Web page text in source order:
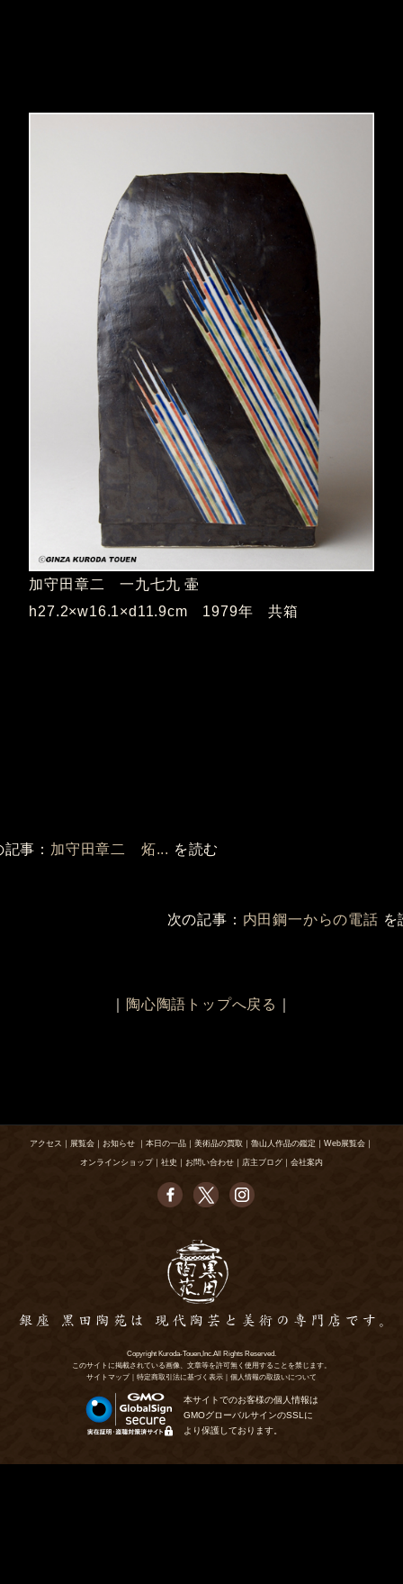
加守田章二 一九七九 壷
h27.2×w16.1×d11.9cm 1979年 共箱
事： 加守田章二 炻... を読む
次の記事： 内田鋼一からの電話 を
陶心陶語トップへ戻る
アクセス ｜ 展覧会 ｜ お知らせ ｜ 本日の一品 ｜ 美術品の買取 ｜ 魯山人作品の鑑定 ｜ Web展覧会 ｜
オンラインショップ｜ 社史 ｜ お問い合わせ ｜ 店主ブログ ｜ 会社案内
Copyright Kuroda-Touen,Inc.All Rights Reserved.
このサイトに掲載されている画像、文章等を許可無く使用することを禁じます。
サイトマップ ｜ 特定商取引法に基づく表示 ｜ 個人情報の取扱いについて
本サイトでのお客様の個人情報は
GMOグローバルサインのSSLに
より保護しております。